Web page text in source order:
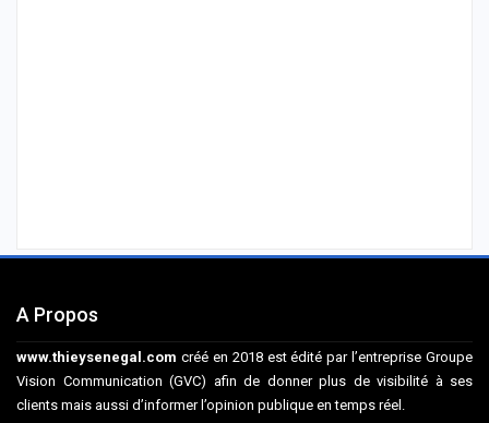
A Propos
www.thieysenegal.com créé en 2018 est édité par l’entreprise Groupe
Vision Communication (GVC) afin de donner plus de visibilité à ses
clients mais aussi d’informer l’opinion publique en temps réel.